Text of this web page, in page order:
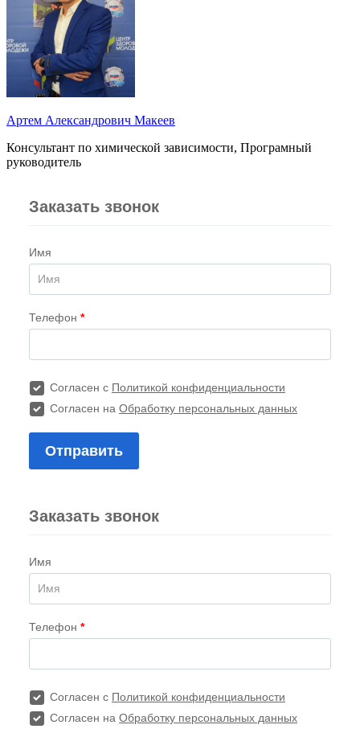
Артем Александрович Макеев
Консультант по химической зависимости, Програмный
руководитель